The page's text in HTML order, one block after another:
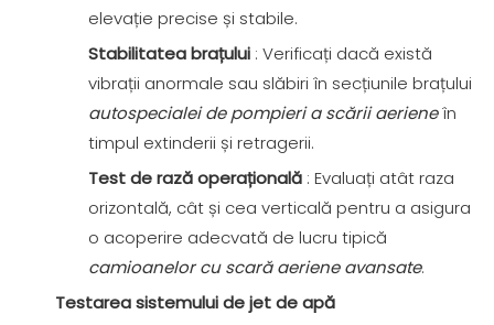
elevație precise și stabile.
Stabilitatea brațului : Verificați dacă există
vibrații anormale sau slăbiri în secțiunile brațului
autospecialei de pompieri a scării aerieneîn
timpul extinderii și retragerii.
Test de rază operațională : Evaluați atât raza
orizontală, cât și cea verticală pentru a asigura
o acoperire adecvată de lucru tipică
camioanelor cu scară aeriene avansate.
Testarea sistemului de jet de apă